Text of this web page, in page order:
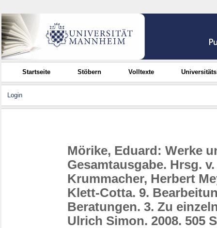
Startseite Stöbern Volltexte
Login
Mörike, Eduard: Werke
Gesamtausgabe. Hrsg.
Krummacher, Herbert
Klett-Cotta. 9.
Beratungen. 3. Zu
Ulrich Simon. 2008. 505